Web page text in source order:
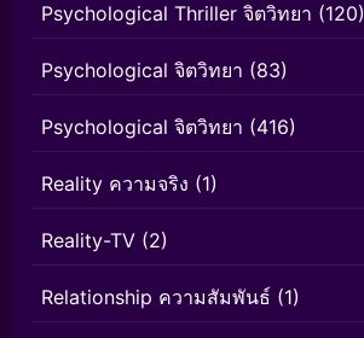
Psychological Thriller จิตวิทยา (120)
Psychological จิตวิทยา (83)
Psychological จิตวิทยา (416)
Reality ความจริง (1)
Reality-TV (2)
Relationship ความสัมพันธ์ (1)